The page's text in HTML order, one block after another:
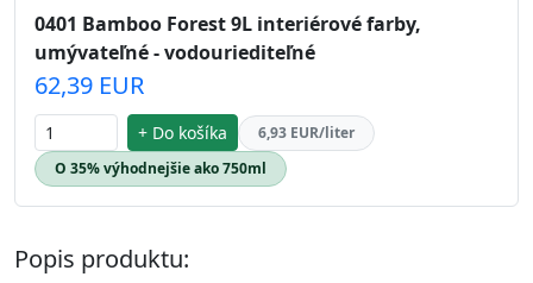
0401 Bamboo Forest 9L interiérové farby,
umývateľné - vodouriediteľné
62,39 EUR
+ Do košíka
6,93 EUR/liter
O 35% výhodnejšie ako 750ml
Popis produktu: